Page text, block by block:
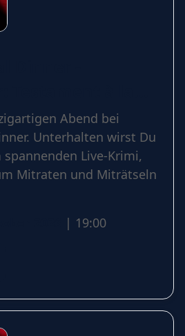
Abend bei
Unterhalten wirst Du
Live-Krimi,
Mitraten und Miträtseln
| 19:00